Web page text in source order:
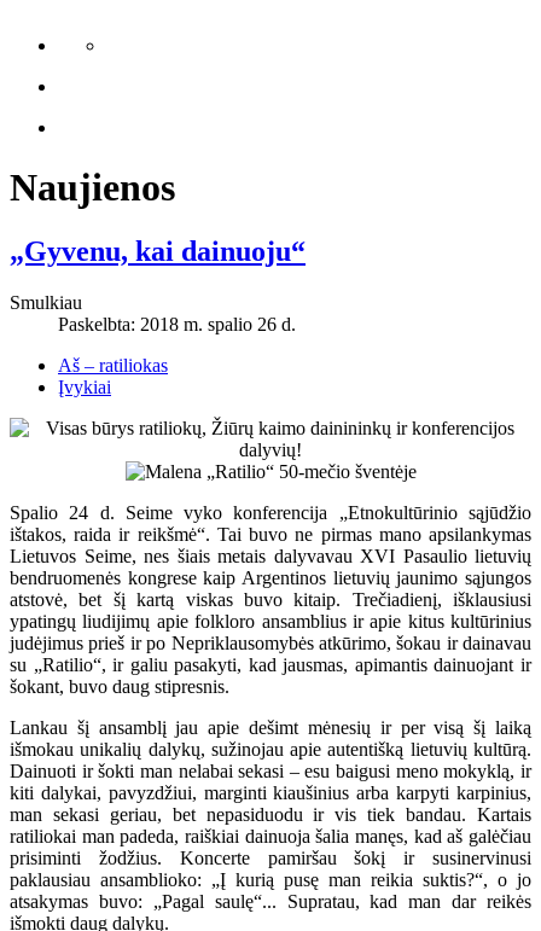
Naujienos
„Gyvenu, kai dainuoju“
Smulkiau
Paskelbta: 2018 m. spalio 26 d.
Aš – ratiliokas
Įvykiai
Spalio 24 d. Seime vyko konferencija „Etnokultūrinio sąjūdžio
ištakos, raida ir reikšmė“. Tai buvo ne pirmas mano apsilankymas
Lietuvos Seime, nes šiais metais dalyvavau XVI Pasaulio lietuvių
bendruomenės kongrese kaip Argentinos lietuvių jaunimo sąjungos
atstovė, bet šį kartą viskas buvo kitaip. Trečiadienį, išklausiusi
ypatingų liudijimų apie folkloro ansamblius ir apie kitus kultūrinius
judėjimus prieš ir po Nepriklausomybės atkūrimo, šokau ir dainavau
su „Ratilio“, ir galiu pasakyti, kad jausmas, apimantis dainuojant ir
šokant, buvo daug stipresnis.
Lankau šį ansamblį jau apie dešimt mėnesių ir per visą šį laiką
išmokau unikalių dalykų, sužinojau apie autentišką lietuvių kultūrą.
Dainuoti ir šokti man nelabai sekasi – esu baigusi meno mokyklą, ir
kiti dalykai, pavyzdžiui, marginti kiaušinius arba karpyti karpinius,
man sekasi geriau, bet nepasiduodu ir vis tiek bandau. Kartais
ratiliokai man padeda, raiškiai dainuoja šalia manęs, kad aš galėčiau
prisiminti žodžius. Koncerte pamiršau šokį ir susinervinusi
paklausiau ansamblioko: „Į kurią pusę man reikia suktis?“, o jo
atsakymas buvo: „Pagal saulę“... Supratau, kad man dar reikės
išmokti daug dalykų.